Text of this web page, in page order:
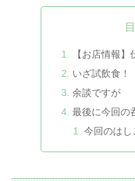
【お店情報
いざ試飲食！
余談ですが
最後に今回の
今回のはし